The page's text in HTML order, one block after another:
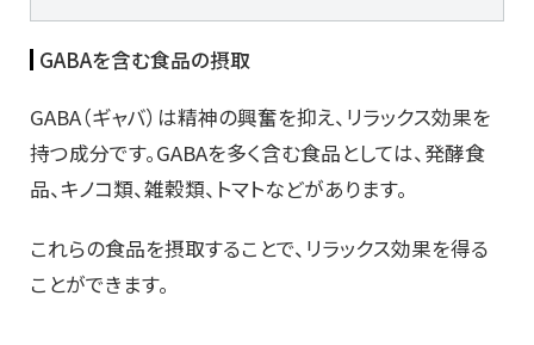
GABAを含む食品の摂取
GABA（ギャバ）は精神の興奮を抑え、リラックス効果を
持つ成分です。GABAを多く含む食品としては、発酵食
品、キノコ類、雑穀類、トマトなどがあります。
これらの食品を摂取することで、リラックス効果を得る
ことができます。